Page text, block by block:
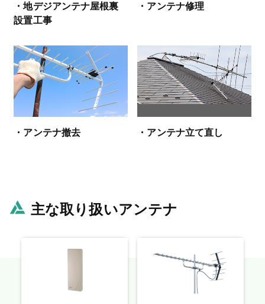
・地デジアンテナ屋根裏
設置工事
・アンテナ修理
・アンテナ撤去 ・アンテナ立て直し
主な取り扱いアンテナ